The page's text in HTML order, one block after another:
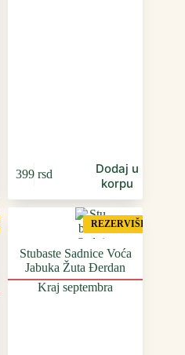
399 rsd
Dodaj u
korpu
REZERVIŠI
Stubaste Sadnice Voća
Jabuka Žuta Đerdan
Kraj septembra